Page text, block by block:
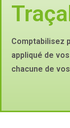
Comptabilisez
appliqué de
chacune de